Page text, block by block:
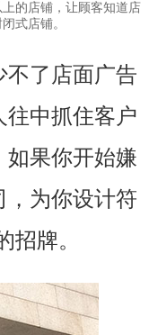
的店铺，让顾客知道店
式店铺。
了店面广告
往中抓住客户
如果你开始嫌
，为你设计符
牌。